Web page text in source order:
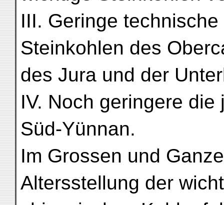
III. Geringe
Steinkohlen des
des Jura und der
IV. Noch geringere
Süd-Yünnan.
Im Grossen und
Altersstellung der